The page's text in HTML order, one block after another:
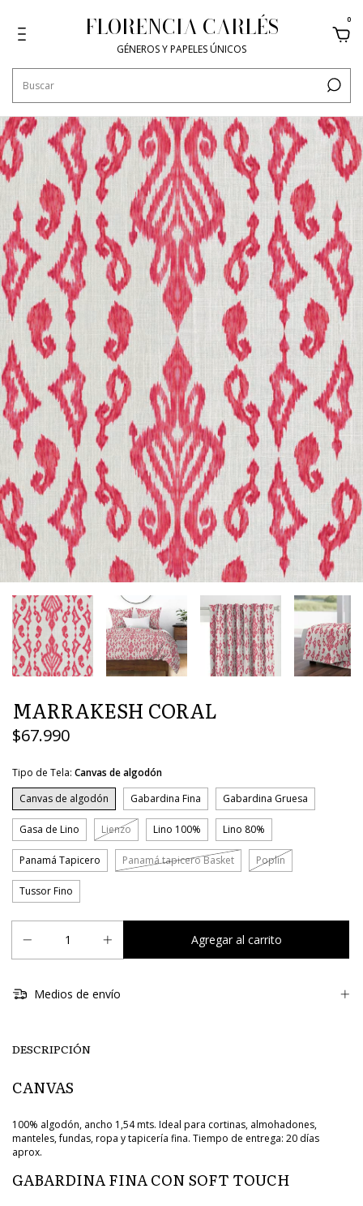
FLORENCIA CARLÉS
GÉNEROS Y PAPELES ÚNICOS
0
MARRAKESH CORAL
$67.990
Tipo de Tela: Canvas de algodón
Canvas de algodón
Gabardina Fina Gabardina Gruesa
Gasa de Lino Lienzo Lino 100% Lino 80%
Panamá Tapicero Panamá tapicero Basket Poplin
Tussor Fino
Medios de envío
DESCRIPCIÓN
CANVAS
100% algodón, ancho 1,54 mts. Ideal para cortinas, almohadones,
manteles, fundas, ropa y tapicería fina. Tiempo de entrega: 20 días
aprox.
GABARDINA FINA CON SOFT TOUCH